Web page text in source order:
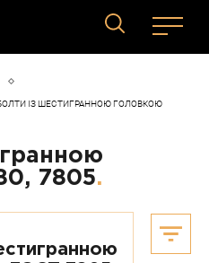
ІЗ ШЕСТИГРАННОЮ ГОЛОВКОЮ
7805.